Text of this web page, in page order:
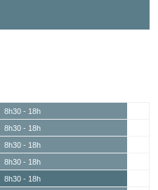
8h30 - 18h
8h30 - 18h
8h30 - 18h
8h30 - 18h
8h30 - 18h